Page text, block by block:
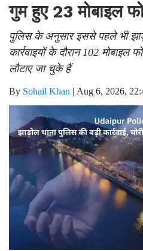
गुम हुए 23 मोबाइल
पुलिस के अनुसार इससे पहले भी
कार्रवाइयों के दौरान 102
लौटाए जा चुके हैं
By Sohail Khan | Aug 6, 2026,